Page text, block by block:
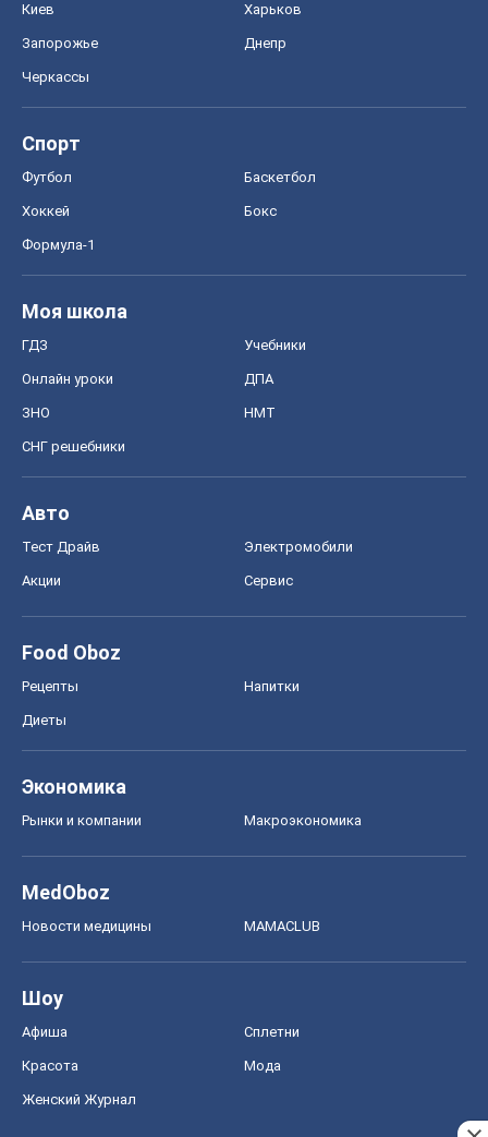
Киев Харьков
Запорожье Днепр
Черкассы
Спорт
Футбол Баскетбол
Хоккей Бокс
Формула-1
Моя школа
ГДЗ Учебники
Онлайн уроки ДПА
ЗНО НМТ
СНГ решебники
Авто
Тест Драйв Электромобили
Акции Сервис
Food Oboz
Рецепты Напитки
Диеты
Экономика
Рынки и компании Mакроэкономика
MedOboz
Новости медицины MAMACLUB
Шоу
Афиша Сплетни
Красота Мода
Женский Журнал